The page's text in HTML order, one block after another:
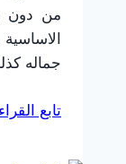
من دون
جماله
تابع